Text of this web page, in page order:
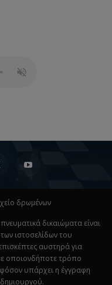
δρωμένων
δικαιώματα είναι
ιστοσελίδων του
αυστηρά για
οποιονδήποτε τρόπο
υπάρχει η έγγραφη